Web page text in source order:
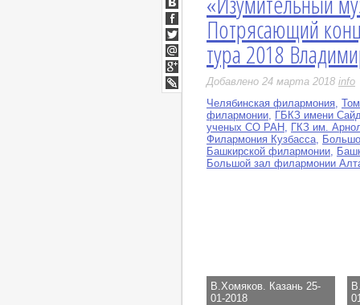
Потрясающий
тура 2018
Добавлено 24 марта 2018 info
Челябинская филармония,
филармонии, ГБКЗ имени
ученых СО РАН , ГКЗ им.
Филармония Кузбасса,
Башкирской филармонии,
Большой зал филармонии
В.Хомяков. Казань 25-
01-2018
ВКонтакте
Facebook
Twitter
Мой
Мир
Google+
LiveJournal